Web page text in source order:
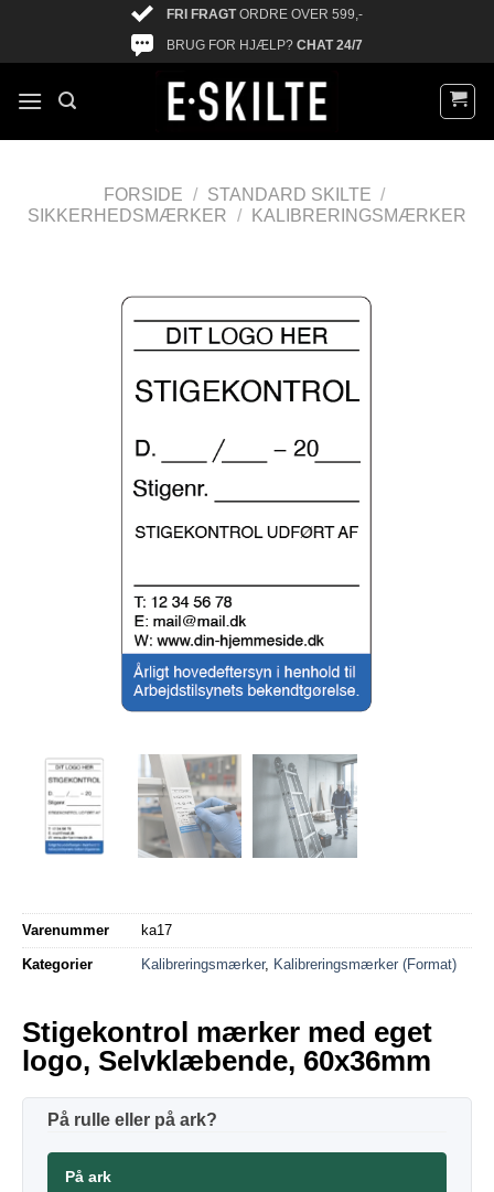
FRI FRAGTORDRE OVER 599,-
BRUG FOR HJÆLP? CHAT 24/7
FORSIDE / STANDARD SKILTE /
SIKKERHEDSMÆRKER / KALIBRERINGSMÆRKER
Varenummer ka17
Kategorier Kalibreringsmærker, Kalibreringsmærker (Format)
Stigekontrol mærker med eget
logo, Selvklæbende, 60x36mm
På rulle eller på ark?
På ark